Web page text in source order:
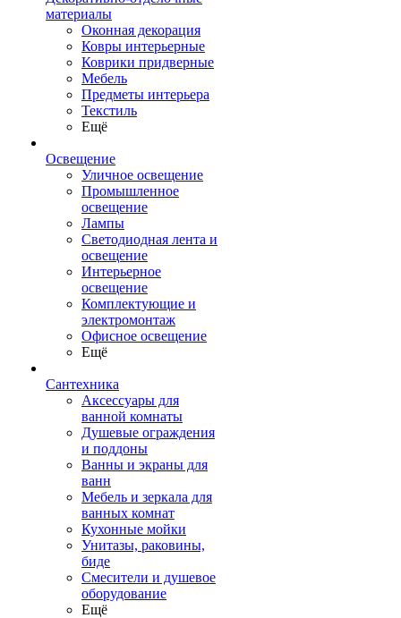
материалы
Оконная декорация
Ковры интерьерные
Коврики придверные
Мебель
Предметы интерьера
Текстиль
Ещё
Освещение
Уличное освещение
Промышленное
освещение
Лампы
Светодиодная лента и
освещение
Интерьерное
освещение
Комплектующие и
электромонтаж
Офисное освещение
Ещё
Сантехника
Аксессуары для
ванной комнаты
Душевые ограждения
и поддоны
Ванны и экраны для
ванн
Мебель и зеркала для
ванных комнат
Кухонные мойки
Унитазы, раковины,
биде
Смесители и душевое
оборудование
Ещё